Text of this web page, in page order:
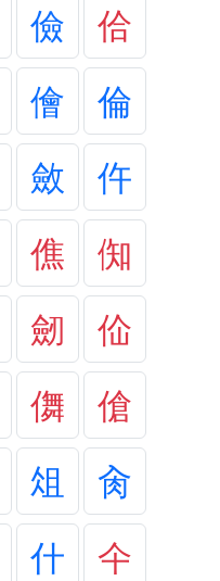
儉
佮
儈
倫
斂
仵
僬
倁
劒
佡
儛
傖
俎
肏
什
仐